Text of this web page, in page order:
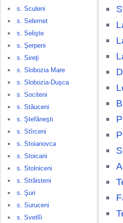
s. Sculeni
s. Selemet
s. Selişte
s. Şerpeni
s. Sireţi
s. Slobozia Mare
s. Slobozia-Duşca
s. Sociteni
s. Stăuceni
s. Ştefăneşti
s. Stîrceni
s. Stoianovca
s. Stoicani
s. Stolniceni
s. Străisteni
s. Şuri
s. Suruceni
s. Svetlîi